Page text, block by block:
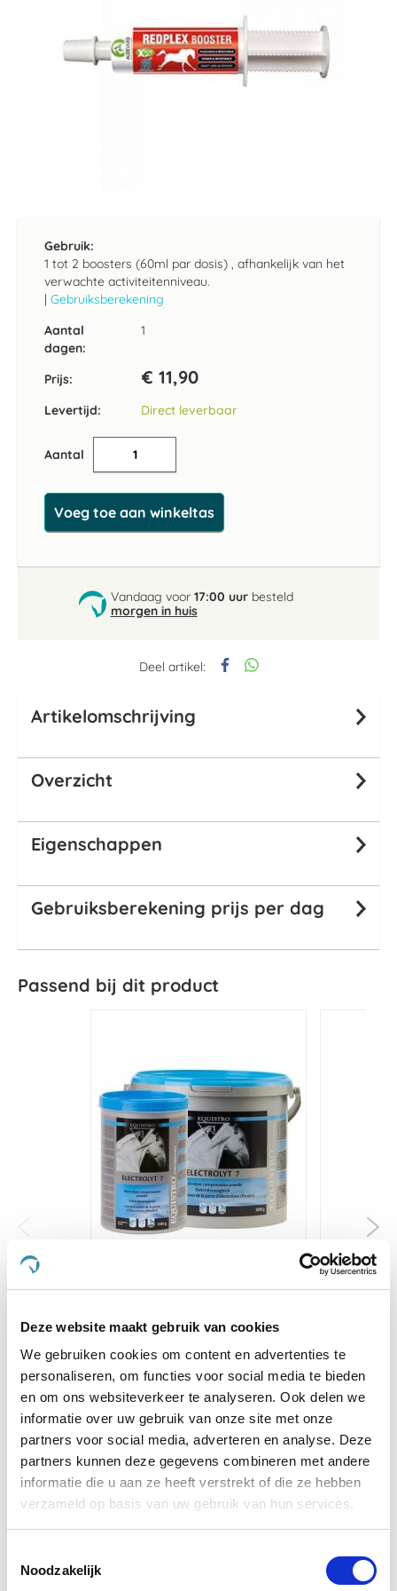
Deze website maakt gebruik van cookies
We gebruiken cookies om content en advertenties te
personaliseren, om functies voor social media te bieden
en om ons websiteverkeer te analyseren. Ook delen we
informatie over uw gebruik van onze site met onze
partners voor social media, adverteren en analyse. Deze
partners kunnen deze gegevens combineren met andere
informatie die u aan ze heeft verstrekt of die ze hebben
verzameld op basis van uw gebruik van hun services.
Noodzakelijk
Deel artikel:
Gebruik:
1 tot 2 boosters (60ml par dosis) , afhankelijk van het
verwachte activiteitenniveau.
| Gebruiksberekening
Aantal
dagen:
1
Prijs: € 11,90
Levertijd: Direct leverbaar
Aantal
Voeg toe aan winkeltas
Vandaag voor 17:00 uurbesteld
morgen in huis
begin
afbeeldingen-
gallerij
Artikelomschrijving
Overzicht
Eigenschappen
Gebruiksberekening prijs per dag
Passend bij dit product
€ 53,50
Voeg toe aan winkeltas
Anderen kochten ook